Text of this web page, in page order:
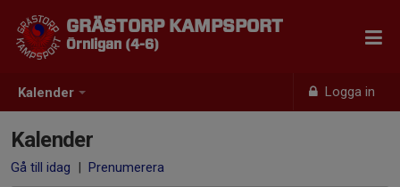
Kalender Logga in
GRÄSTORP KAMPSPORT
Örnligan (4-6)
Kalender
Gå till idag | Prenumerera